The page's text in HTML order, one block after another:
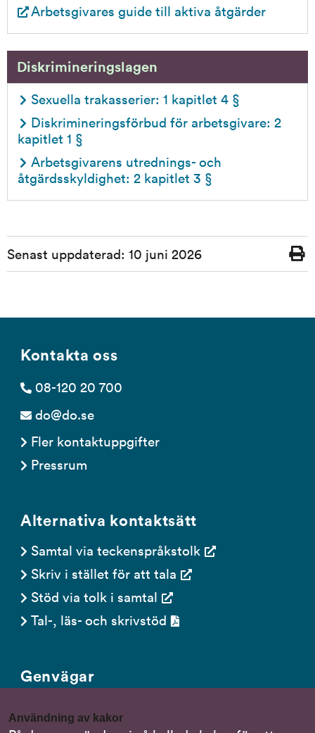
Användning av kakor
Arbetsgivares guide till aktiva åtgärder
Diskrimineringslagen
Sexuella trakasserier: 1 kapitlet 4 §
Diskrimineringsförbud för arbetsgivare: 2
kapitlet 1 §
Arbetsgivarens utrednings- och
åtgärdsskyldighet: 2 kapitlet 3 §
Sidinformation
Senast uppdaterad: 10 juni 2026
Skriv
ut
Kontakta oss
08-120 20 700
do@do.se
Fler kontaktuppgifter
Pressrum
Alternativa kontaktsätt
Samtal via teckenspråkstolk
Skriv i stället för att tala
Stöd via tolk i samtal
Tal-, läs- och skrivstöd
Genvägar
Nationella minoritetsspråk